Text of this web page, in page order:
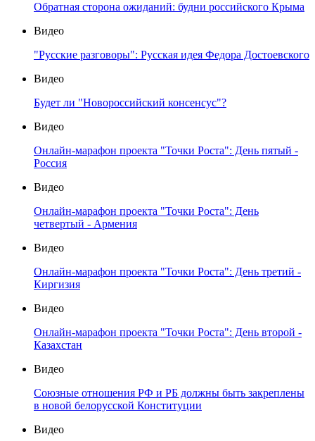
Обратная сторона ожиданий: будни российского Крыма
Видео
"Русские разговоры": Русская идея Федора Достоевского
Видео
Будет ли "Новороссийский консенсус"?
Видео
Онлайн-марафон проекта "Точки Роста": День пятый -
Россия
Видео
Онлайн-марафон проекта "Точки Роста": День
четвертый - Армения
Видео
Онлайн-марафон проекта "Точки Роста": День третий -
Киргизия
Видео
Онлайн-марафон проекта "Точки Роста": День второй -
Казахстан
Видео
Союзные отношения РФ и РБ должны быть закреплены
в новой белорусской Конституции
Видео